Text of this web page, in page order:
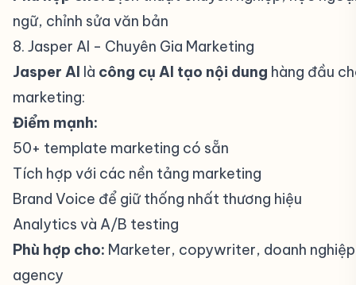
ngữ, chỉnh sửa văn bản
8. Jasper AI - Chuyên Gia Marketing
Jasper AI là công cụ AI tạo nội dung hàng đầu
marketing:
Điểm mạnh:
50+ template marketing có sẵn
Tích hợp với các nền tảng marketing
Brand Voice để giữ thống nhất thương hiệu
Analytics và A/B testing
Phù hợp cho: Marketer, copywriter, doanh
agency